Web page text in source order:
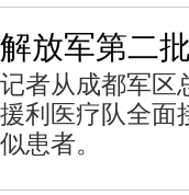
解放军第二
记者从成都军区
援利医疗队全面
似患者。